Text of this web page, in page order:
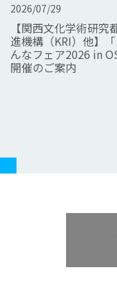
2026/07/29
【関西文化学術研究
進機構（KRI）他】
んなフェア2026 in
開催のご案内